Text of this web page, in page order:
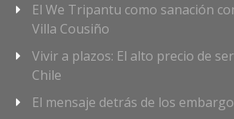
El We Tripantu como sanación
Villa Cousiño
Vivir a plazos: El alto precio de
Chile
El mensaje detrás de los